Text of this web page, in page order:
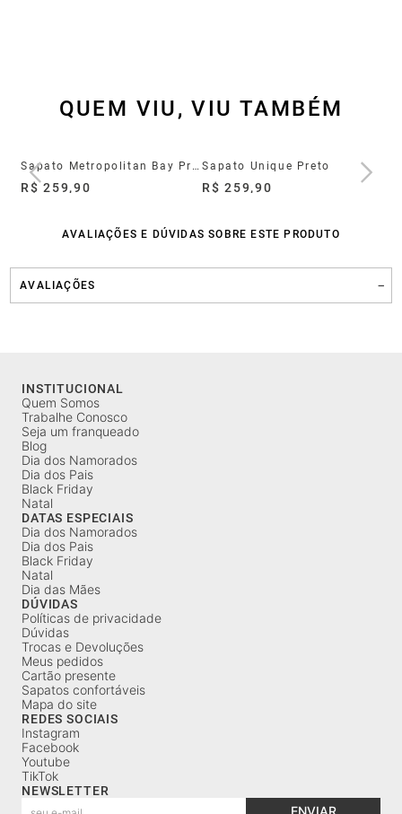
QUEM VIU, VIU TAMBÉM
Sapato Metropolitan Bay Preto
R$ 259,90
Sapato Unique Preto
R$ 259,90
AVALIAÇÕES E DÚVIDAS SOBRE ESTE PRODUTO
AVALIAÇÕES
INSTITUCIONAL
Quem Somos
Trabalhe Conosco
Seja um franqueado
Blog
Dia dos Namorados
Dia dos Pais
Black Friday
Natal
DATAS ESPECIAIS
Dia dos Namorados
Dia dos Pais
Black Friday
Natal
Dia das Mães
DÚVIDAS
Políticas de privacidade
Dúvidas
Trocas e Devoluções
Meus pedidos
Cartão presente
Sapatos confortáveis
Mapa do site
REDES SOCIAIS
Instagram
Facebook
Youtube
TikTok
NEWSLETTER